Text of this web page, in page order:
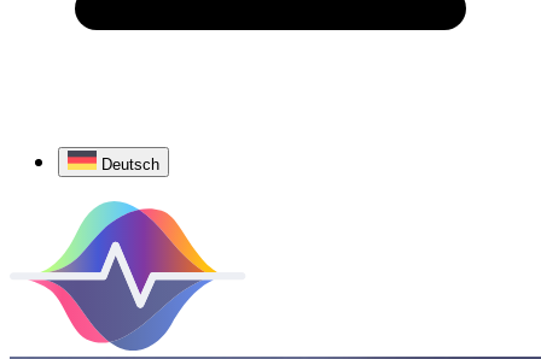
Deutsch